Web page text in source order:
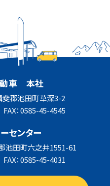
動車 本社
斐郡池田町草深3-2
：0585-45-4545
センター
池田町六之井1551-61
：0585-45-4031